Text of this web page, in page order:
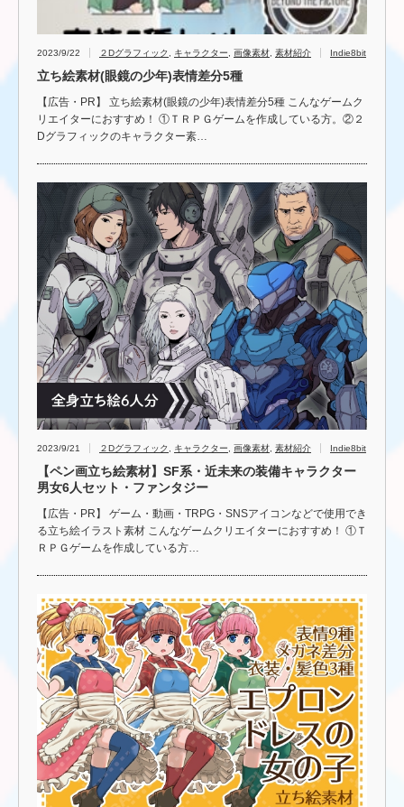
2023/9/22 ２Dグラフィック キャラクター 画像素材 素材紹介 Indie8bit
立ち絵素材(眼鏡の少年)表情差分5種
【広告・PR】 立ち絵素材(眼鏡の少年)表情差分5種 こんなゲームク
リエイターにおすすめ！ ①ＴＲＰＧゲームを作成している方。②２
Dグラフィックのキャラクター素…
2023/9/21 ２Dグラフィック キャラクター 画像素材 素材紹介 Indie8bit
【ペン画立ち絵素材】SF系・近未来の装備キャラクター
男女6人セット・ファンタジー
【広告・PR】 ゲーム・動画・TRPG・SNSアイコンなどで使用でき
る立ち絵イラスト素材 こんなゲームクリエイターにおすすめ！ ①Ｔ
ＲＰＧゲームを作成している方…